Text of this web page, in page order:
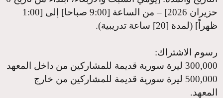
حزيران 2026] – من الساعة [9:00 صباحا] إلى [1:00
ظهراً] (لمدة [20] ساعة تدريبية).
رسوم الاشتراك:
300,000 ليرة سورية قديمة للمشاركين من داخل المعهد
500,000 ليرة سورية قديمة للمشاركين من خارج
المعهد.